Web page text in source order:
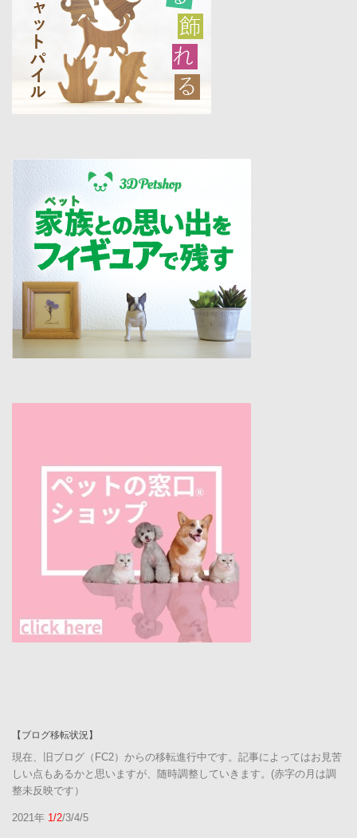
【ブログ移転状況】
現在、旧ブログ（FC2）からの移転進行中です。記事によってはお見苦
しい点もあるかと思いますが、随時調整していきます。(赤字の月は調
整未反映です）
2021年 1/2/3/4/5